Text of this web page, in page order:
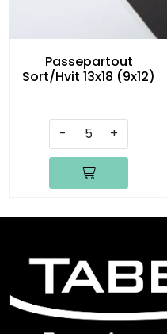
Passepartout
Sort/Hvit 13x18 (9x12)
- +